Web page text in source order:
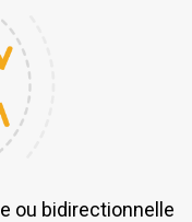
ou bidirectionnelle